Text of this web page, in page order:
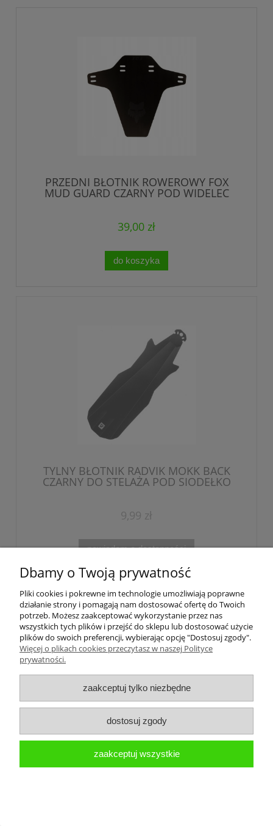
PRZEDNI BŁOTNIK ROWEROWY FOX
MUD GUARD CZARNY POD WIDELEC
39,00 zł
do koszyka
TYLNY BŁOTNIK RADVIK MOKK BACK
CZARNY DO STELAŻA POD SIODEŁKO
9,99 zł
powiadom o dostępności
ZESTAW BŁOTNIKI ROWEROWE SIMPLA
HAMMER 3 SDE OBEJMA Z ZACISKIEM
Dbamy o Twoją prywatność
Pliki cookies i pokrewne im technologie umożliwiają poprawne
działanie strony i pomagają nam dostosować ofertę do Twoich
potrzeb. Możesz zaakceptować wykorzystanie przez nas
wszystkich tych plików i przejść do sklepu lub dostosować użycie
plików do swoich preferencji, wybierając opcję "Dostosuj zgody".
Więcej o plikach cookies przeczytasz w naszej Polityce
prywatności.
zaakceptuj tylko niezbędne
dostosuj zgody
zaakceptuj wszystkie